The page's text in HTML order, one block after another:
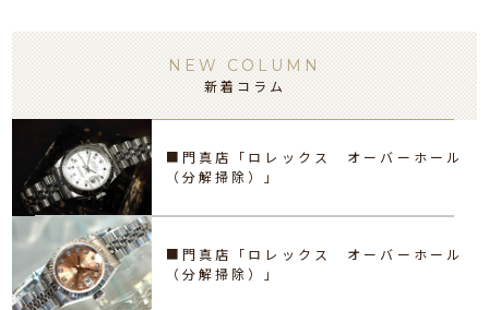
NEW COLUMN
新着コラム
■門真店「ロレックス オーバーホール
（分解掃除）」
■門真店「ロレックス オーバーホール
（分解掃除）」